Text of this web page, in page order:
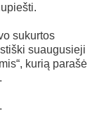
sukurtos
suaugusieji
kurią parašė